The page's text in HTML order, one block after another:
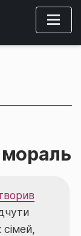
сімей,